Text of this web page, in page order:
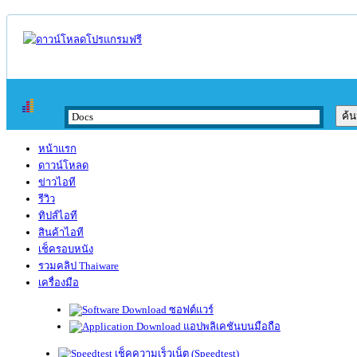
หน้าแรก
ดาวน์โหลด
ข่าวไอที
รีวิว
ทิปส์ไอที
สินค้าไอที
เช็ครอบหนัง
รวมคลิป Thaiware
เครื่องมือ
ซอฟต์แวร์
แอปพลิเคชันบนมือถือ
เช็คความเร็วเน็ต (Speedtest)